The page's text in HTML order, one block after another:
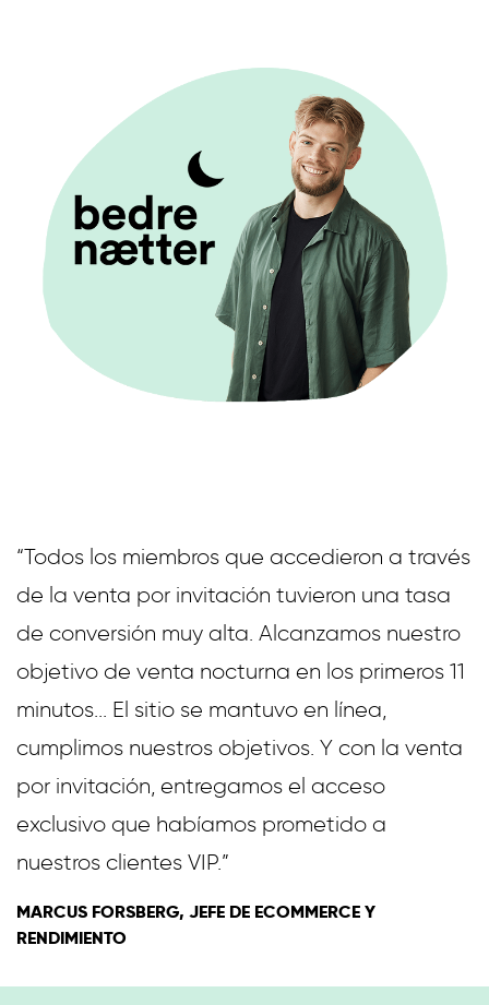
“Todos los miembros que accedieron a través
de la venta por invitación tuvieron una tasa
de conversión muy alta. Alcanzamos nuestro
objetivo de venta nocturna en los primeros 11
minutos... El sitio se mantuvo en línea,
cumplimos nuestros objetivos. Y con la venta
por invitación, entregamos el acceso
exclusivo que habíamos prometido a
nuestros clientes VIP.”
MARCUS FORSBERG, JEFE DE ECOMMERCE Y
RENDIMIENTO